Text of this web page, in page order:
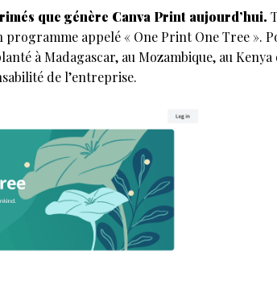
que génère Canva Print aujourd’hui.
appelé « One Print One Tree ».
à Madagascar, au Mozambique, au Kenya
de l’entreprise.